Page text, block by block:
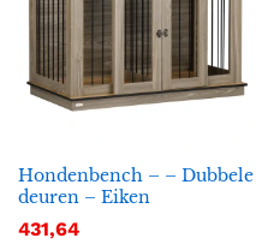
Hondenbench – – Dubbele
deuren – Eiken
431,64